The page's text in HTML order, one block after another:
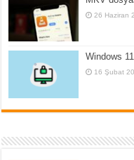
26 Haziran
Windows
16 Şubat